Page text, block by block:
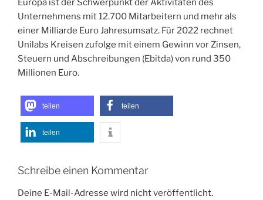
Europa ist der Schwerpunkt der Aktivitäten des
Unternehmens mit 12.700 Mitarbeitern und mehr als
einer Milliarde Euro Jahresumsatz. Für 2022 rechnet
Unilabs Kreisen zufolge mit einem Gewinn vor Zinsen,
Steuern und Abschreibungen (Ebitda) von rund 350
Millionen Euro.
teilen teilen
teilen
Schreibe einen Kommentar
Deine E-Mail-Adresse wird nicht veröffentlicht.